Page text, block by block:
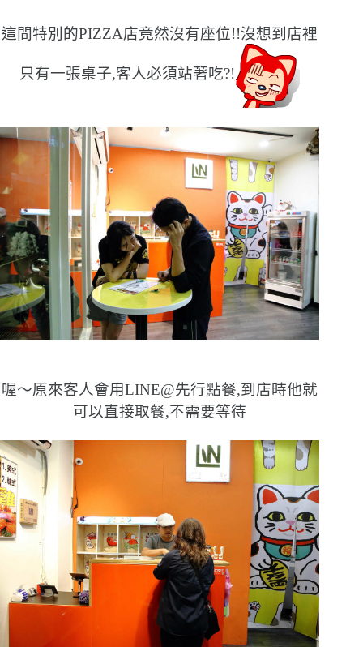
這間特別的PIZZA店竟然沒有座位!!沒想到店裡
只有一張桌子,客人必須站著吃?!
喔〜原來客人會用LINE@先行點餐,到店時他就
可以直接取餐,不需要等待